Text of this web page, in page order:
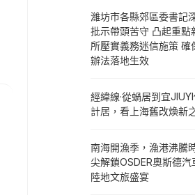
濰坊市各縣郊區委書記
批示帶頭苦守 凸起重點
所壓實義務迷信施策 確
辦法落地生效
經緯線·從蝸居到宜
計居，看上海舊改煥新
南海開漁季，漁港沸
尖解鎖OSDER奧斯德
陸地文旅盛宴